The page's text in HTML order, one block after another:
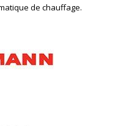
de chauffage.